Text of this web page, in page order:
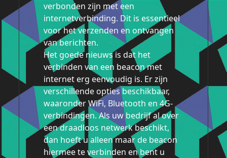
verbonden zijn met een
internetverbinding. Dit is essentieel
voor het verzenden en ontvangen
van berichten.
Het goede nieuws is dat het
verbinden van een beacon met
internet erg eenvoudig is. Er zijn
verschillende opties beschikbaar,
waaronder WiFi, Bluetooth en 4G-
verbindingen. Als uw bedrijf al over
een draadloos netwerk beschikt,
dan hoeft u alleen maar de beacon
hiermee te verbinden en bent u